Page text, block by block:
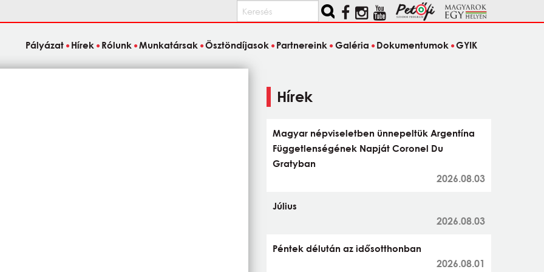
Keresés
Pályázat Hírek Rólunk Munkatársak Ösztöndíjasok Partnereink Galéria Dokumentumok GYIK
Hírek
Magyar népviseletben ünnepeltük Argentína
Függetlenségének Napját Coronel Du
Gratyban
2026.08.03
Július
2026.08.03
Péntek délután az idősotthonban
2026.08.01